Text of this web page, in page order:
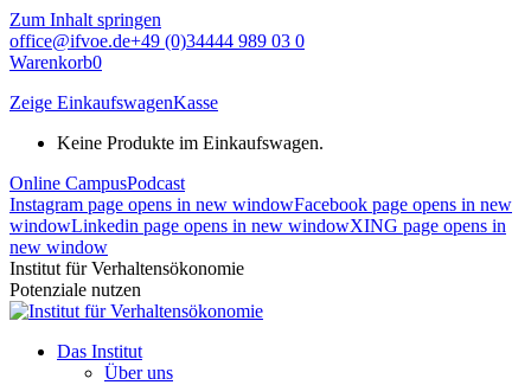
Zum Inhalt springen
office@ifvoe.de+49 (0)34444 989 03 0
Warenkorb0
Zeige EinkaufswagenKasse
Keine Produkte im Einkaufswagen.
Online CampusPodcast
Instagram page opens in new windowFacebook page opens in new
windowLinkedin page opens in new windowXING page opens in
new window
Institut für Verhaltensökonomie
Potenziale nutzen
Das Institut
Über uns